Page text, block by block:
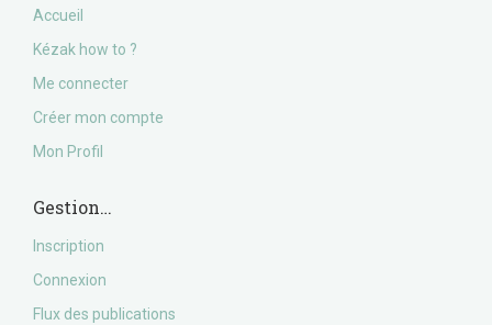
Accueil
Kézak how to ?
Me connecter
Créer mon compte
Mon Profil
Gestion…
Inscription
Connexion
Flux des publications